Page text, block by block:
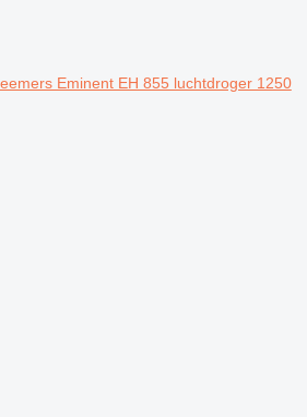
Eminent EH 855 luchtdroger 1250